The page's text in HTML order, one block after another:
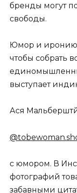
бренды могут
свободы.
Юмор и иронию
чтобы собрать
выступает
Ася
с юмором. В
фотографий
забавными